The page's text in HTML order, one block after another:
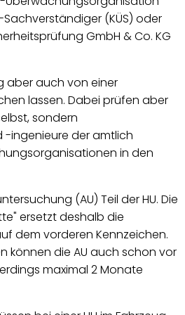
(KÜS) oder
GmbH & Co. KG
aber auch von einer
lassen. Dabei prüfen aber
sondern
-ingenieure der amtlich
in den
(AU) Teil der HU. Die
ersetzt deshalb die
dem vorderen Kennzeichen.
können die AU auch schon vor
maximal 2 Monate